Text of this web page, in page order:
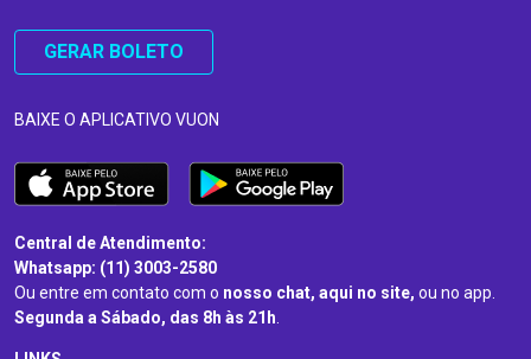
GERAR BOLETO
BAIXE O APLICATIVO VUON
Central de Atendimento:
Whatsapp: (11) 3003-2580
Ou entre em contato com o nosso chat, aqui no site, ou no app.
Segunda a Sábado, das 8h às 21h.